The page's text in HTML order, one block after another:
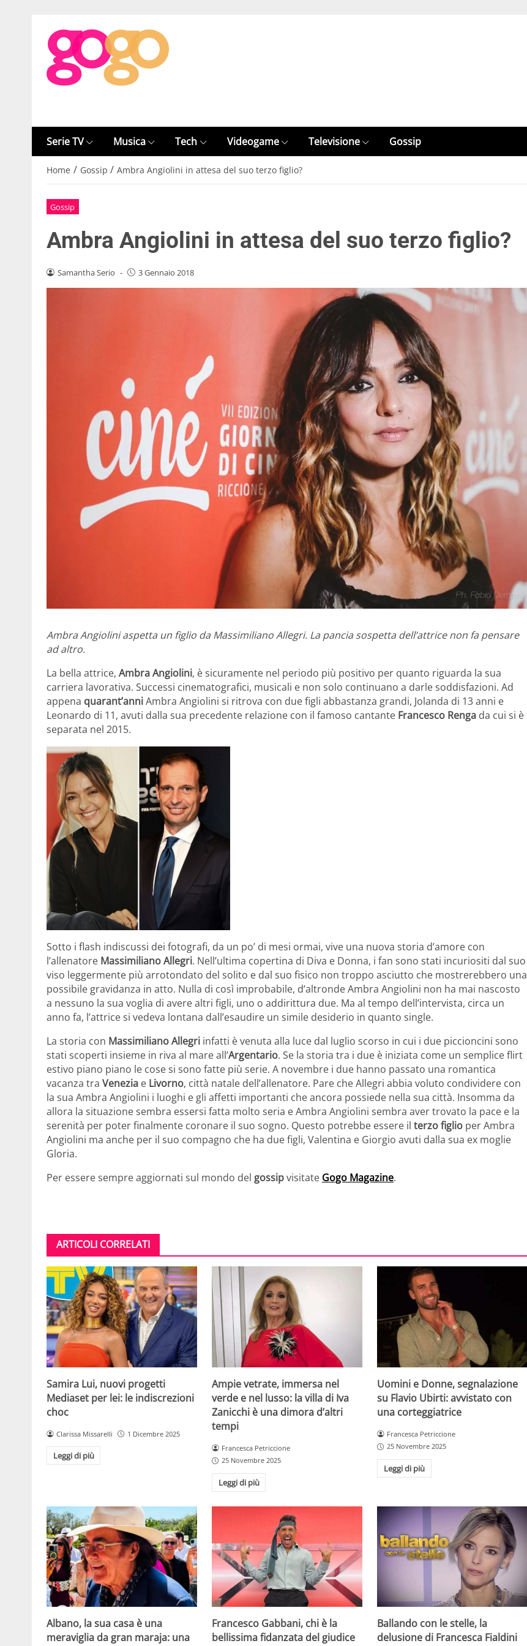
Serie TV Musica Tech Videogame Televisione Gossip
Home / Gossip / Ambra Angiolini in attesa del suo terzo figlio?
Gossip
Ambra Angiolini in attesa del suo terzo figlio?
Samantha Serio - 3 Gennaio 2018
Ambra Angiolini aspetta un figlio da Massimiliano Allegri. La pancia sospetta dell’attrice non fa pensare
ad altro.
La bella attrice, Ambra Angiolini, è sicuramente nel periodo più positivo per quanto riguarda la sua
carriera lavorativa. Successi cinematografici, musicali e non solo continuano a darle soddisfazioni. Ad
appena quarant’anniAmbra Angiolini si ritrova con due figli abbastanza grandi, Jolanda di 13 anni e
Leonardo di 11, avuti dalla sua precedente relazione con il famoso cantante Francesco Renga da cui si è
separata nel 2015.
Sotto i flash indiscussi dei fotografi, da un po’ di mesi ormai, vive una nuova storia d’amore con
l’allenatore Massimiliano Allegri. Nell’ultima copertina di Diva e Donna, i fan sono stati incuriositi dal suo
viso leggermente più arrotondato del solito e dal suo fisico non troppo asciutto che mostrerebbero una
possibile gravidanza in atto. Nulla di così improbabile, d’altronde Ambra Angiolini non ha mai nascosto
a nessuno la sua voglia di avere altri figli, uno o addirittura due. Ma al tempo dell’intervista, circa un
anno fa, l’attrice si vedeva lontana dall’esaudire un simile desiderio in quanto single.
La storia con Massimiliano Allegri infatti è venuta alla luce dal luglio scorso in cui i due piccioncini sono
stati scoperti insieme in riva al mare all’Argentario. Se la storia tra i due è iniziata come un semplice flirt
estivo piano piano le cose si sono fatte più serie. A novembre i due hanno passato una romantica
vacanza tra Venezia e Livorno, città natale dell’allenatore. Pare che Allegri abbia voluto condividere con
la sua Ambra Angiolini i luoghi e gli affetti importanti che ancora possiede nella sua città. Insomma da
allora la situazione sembra essersi fatta molto seria e Ambra Angiolini sembra aver trovato la pace e la
serenità per poter finalmente coronare il suo sogno. Questo potrebbe essere il terzo figlio per Ambra
Angiolini ma anche per il suo compagno che ha due figli, Valentina e Giorgio avuti dalla sua ex moglie
Gloria.
Per essere sempre aggiornati sul mondo del gossipvisitate Gogo Magazine.
ARTICOLI CORRELATI
Samira Lui, nuovi progetti
Mediaset per lei: le indiscrezioni
choc
Clarissa Missarelli 1 Dicembre 2025
Leggi di più
Ampie vetrate, immersa nel
verde e nel lusso: la villa di Iva
Zanicchi è una dimora d’altri
tempi
Francesca Petriccione
25 Novembre 2025
Leggi di più
Uomini e Donne, segnalazione
su Flavio Ubirti: avvistato con
una corteggiatrice
Francesca Petriccione
25 Novembre 2025
Leggi di più
Albano, la sua casa è una
meraviglia da gran maraja: una
Francesco Gabbani, chi è la
bellissima fidanzata del giudice
Ballando con le stelle, la
delusione di Francesca Fialdini